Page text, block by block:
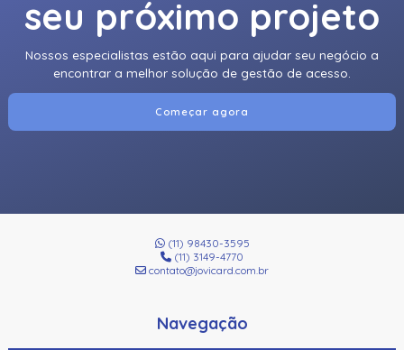
Leitor HID Omnikey 5427CK Gen 2 - USB
Leitor móvel Acura RFID UHF TSL-2128
Leitor portátil Acura BT-5000 RAIN RFID
Leitor RFID UHF Acura Edge-30R+ Autoid
Leitora Com Teclado Hid Signo 40K
Leitora De Arrolamento Hid Signo
seu próximo projeto
Nossos especialistas estão aqui para ajudar seu negócio a
encontrar a melhor solução de gestão de acesso.
Começar agora
(11) 98430-3595
(11) 3149-4770
contato@jovicard.com.br
Navegação